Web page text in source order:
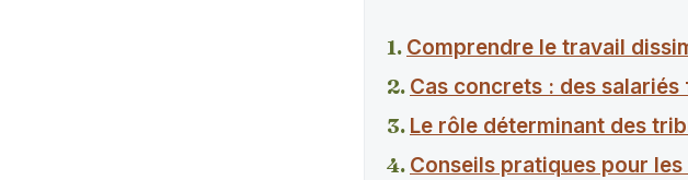
Comprendre le travail
Cas concrets : des
Le rôle déterminant des
Conseils pratiques pour